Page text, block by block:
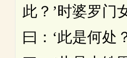
此？’时婆罗门
曰：‘此是何处